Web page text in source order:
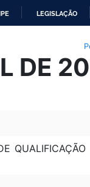
LEGISLAÇÃO
DE